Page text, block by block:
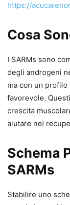
https://
Cosa
I SARMs sono
degli androgeni
ma con un
favorevole.
crescita
aiutare nel
Schema
SARMs
Stabilire uno